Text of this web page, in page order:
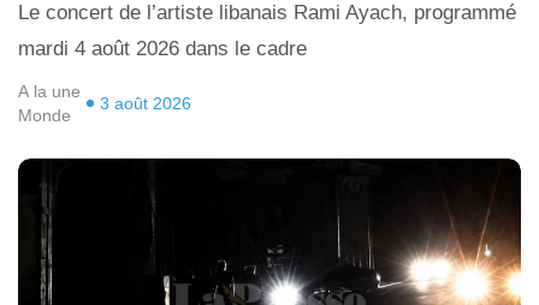
Le concert de l’artiste libanais Rami Ayach, programmé
mardi 4 août 2026 dans le cadre
A la une
Monde
3 août 2026